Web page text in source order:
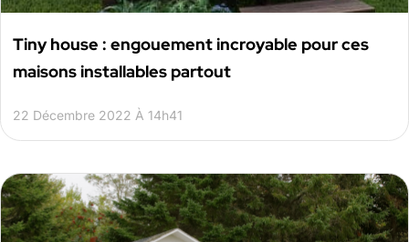
Tiny house : engouement incroyable pour ces
maisons installables partout
22 Décembre 2022 À 14h41